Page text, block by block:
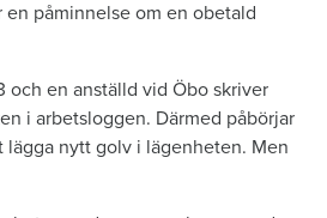
en påminnelse om en obetald
och en anställd vid Öbo skriver
i arbetsloggen. Därmed påbörjar
nytt golv i lägenheten. Men